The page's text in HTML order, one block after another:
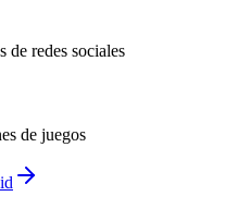
de redes sociales
de juegos